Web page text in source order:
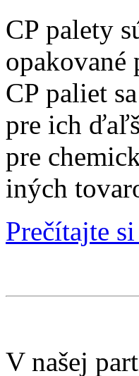
CP palety
CP paliet
pre ich
pre
iných
Prečítajte
V našej